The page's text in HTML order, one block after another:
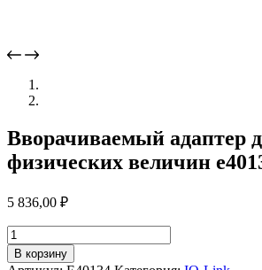
Вворачиваемый адаптер
физических величин
5 836,00 ₽
Количество
товара
Вворачиваемый
В корзину